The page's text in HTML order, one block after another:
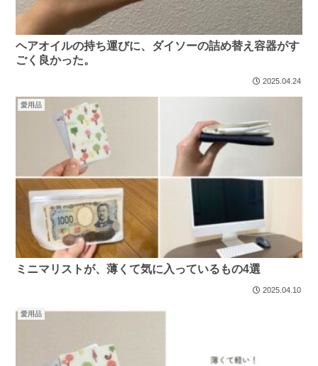
ヘアオイルの持ち運びに、ダイソーの詰め替え容器がす
ごく良かった。
2025.04.24
愛用品
ミニマリストが、薄くて気に入っているもの4選
2025.04.10
愛用品